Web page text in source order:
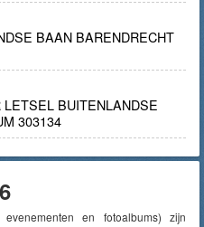
BAAN BARENDRECHT
BUITENLANDSE
303134
en fotoalbums) zijn